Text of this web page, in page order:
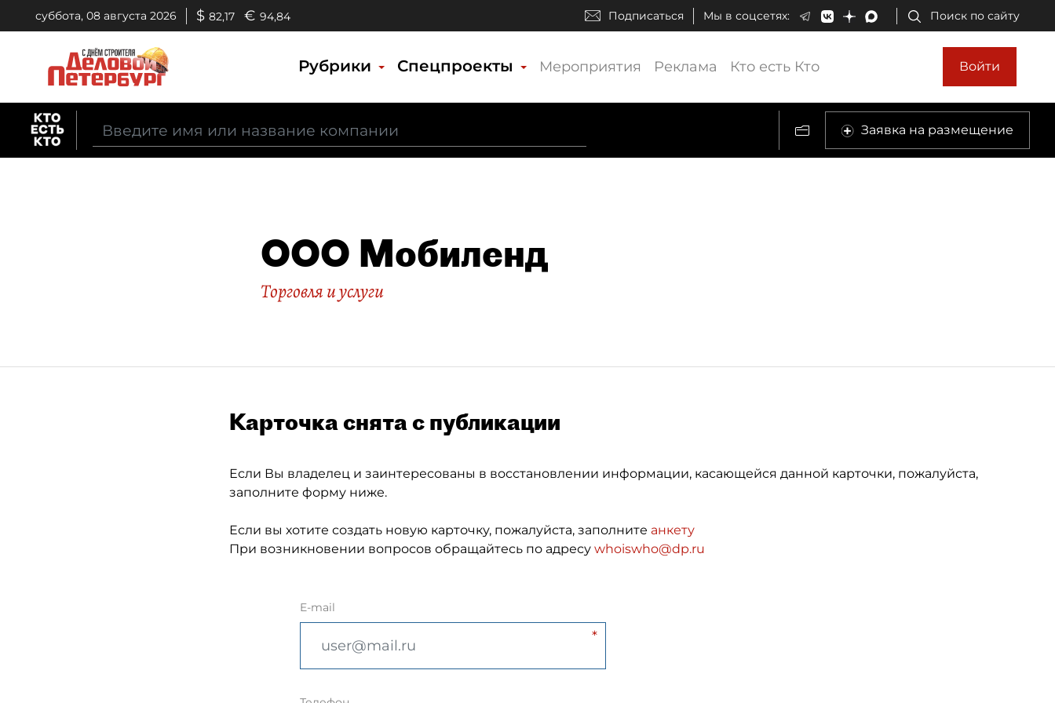
суббота, 08 августа 2026 $ 82,17 € 94,84 Подписаться Мы в соцсетях: Поиск по сайту
Рубрики Спецпроекты Мероприятия Реклама Кто есть Кто Войти
Заявка на размещение
ООО Мобиленд
Торговля и услуги
Карточка снята с публикации
Если Вы владелец и заинтересованы в восстановлении информации, касающейся данной карточки, пожалуйста,
заполните форму ниже.
Если вы хотите создать новую карточку, пожалуйста, заполните анкету
При возникновении вопросов обращайтесь по адресу whoiswho@dp.ru
E-mail